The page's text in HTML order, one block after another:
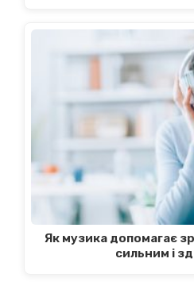
Як музика допомагає
сильним і